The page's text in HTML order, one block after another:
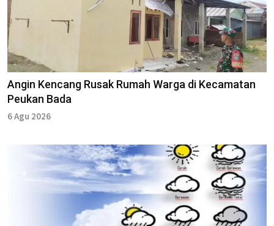
Angin Kencang Rusak Rumah Warga di Kecamatan
Peukan Bada
6 Agu 2026